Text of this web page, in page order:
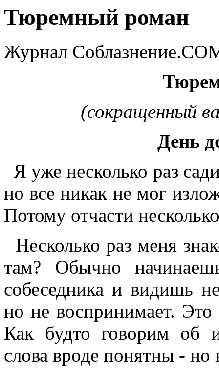
Тюремный роман
Журнал
(сокращенный
День
Я уже несколько раз
но все никак не мог
Потому отчасти
Несколько раз меня
там? Обычно
собеседника и видишь
но не воспринимает. Это
Как будто говорим об
слова вроде понятны - но